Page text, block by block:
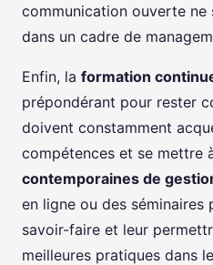
communication ouverte ne
dans un cadre de
Enfin, la formation
prépondérant pour rester
doivent constamment
compétences et se mettre
contemporaines de
en ligne ou des séminaires
savoir-faire et leur
meilleures pratiques dans